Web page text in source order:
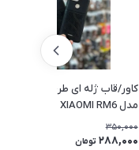
کاور/قاب ژله ای طرح فوکوس
مدل XIAOMI RM6
350,000
288,000 تومان